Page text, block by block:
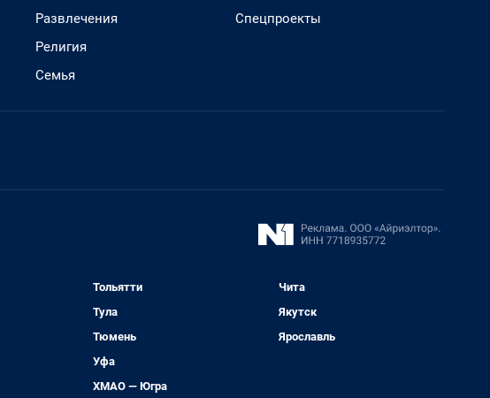
Развлечения
Религия
Семья
Спецпроекты
Тольятти
Тула
Тюмень
Уфа
ХМАО — Югра
Чита
Якутск
Ярославль